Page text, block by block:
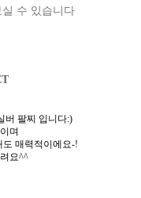
수 있습니다
버 팔찌 입니다:)
며
도 매력적이에요-!
요^^